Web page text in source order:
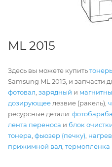
ML 2015
Здесь вы можете купить
Samsung ML 2015, и запчасти
фотовал зарядный и
дозирующее лезвие (ракель),
ресурсные детали:
лента переноса и блок
тонера фьюзер (печку)
прижимной вал термопленка